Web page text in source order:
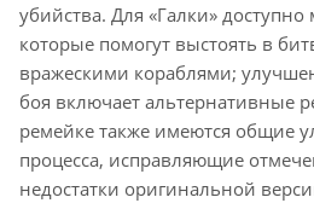
убийства. Для «Галки»
которые помогут выстоять в
вражескими кораблями;
боя включает альтернативные
ремейке также имеются общие
процесса, исправляющие
недостатки оригинальной